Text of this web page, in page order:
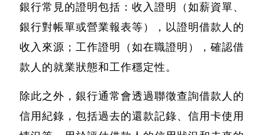
銀行常見的證明包括：收入證明（如薪資單、
銀行對帳單或營業報表等），以證明借款人的
收入來源；工作證明（如在職證明），確認借
款人的就業狀態和工作穩定性。
除此之外， 銀行通常會透過聯徵查詢借款人的
信用紀錄 ，包括過去的還款記錄、信用卡使用